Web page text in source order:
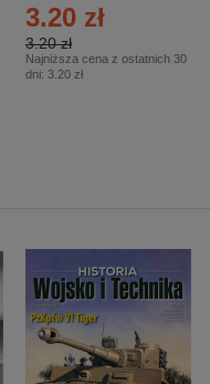
3.20 zł
3.20 zł
Najniższa cena z ostatnich 30
dni: 3.20 zł